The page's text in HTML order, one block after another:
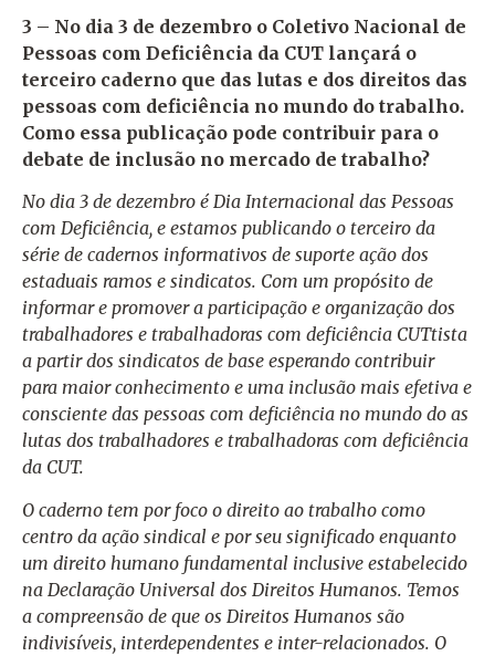
3 – No dia 3 de dezembro o Coletivo Nacional de
Pessoas com Deficiência da CUT lançará o
terceiro caderno que das lutas e dos direitos das
pessoas com deficiência no mundo do trabalho.
Como essa publicação pode contribuir para o
debate de inclusão no mercado de trabalho?
No dia 3 de dezembro é Dia Internacional das Pessoas
com Deficiência, e estamos publicando o terceiro da
série de cadernos informativos de suporte ação dos
estaduais ramos e sindicatos. Com um propósito de
informar e promover a participação e organização dos
trabalhadores e trabalhadoras com deficiência CUTtista
a partir dos sindicatos de base esperando contribuir
para maior conhecimento e uma inclusão mais efetiva e
consciente das pessoas com deficiência no mundo do as
lutas dos trabalhadores e trabalhadoras com deficiência
da CUT.
O caderno tem por foco o direito ao trabalho como
centro da ação sindical e por seu significado enquanto
um direito humano fundamental inclusive estabelecido
na Declaração Universal dos Direitos Humanos. Temos
a compreensão de que os Direitos Humanos são
indivisíveis, interdependentes e inter-relacionados. O